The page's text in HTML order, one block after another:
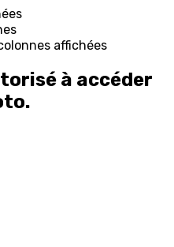
affichées
à accéder